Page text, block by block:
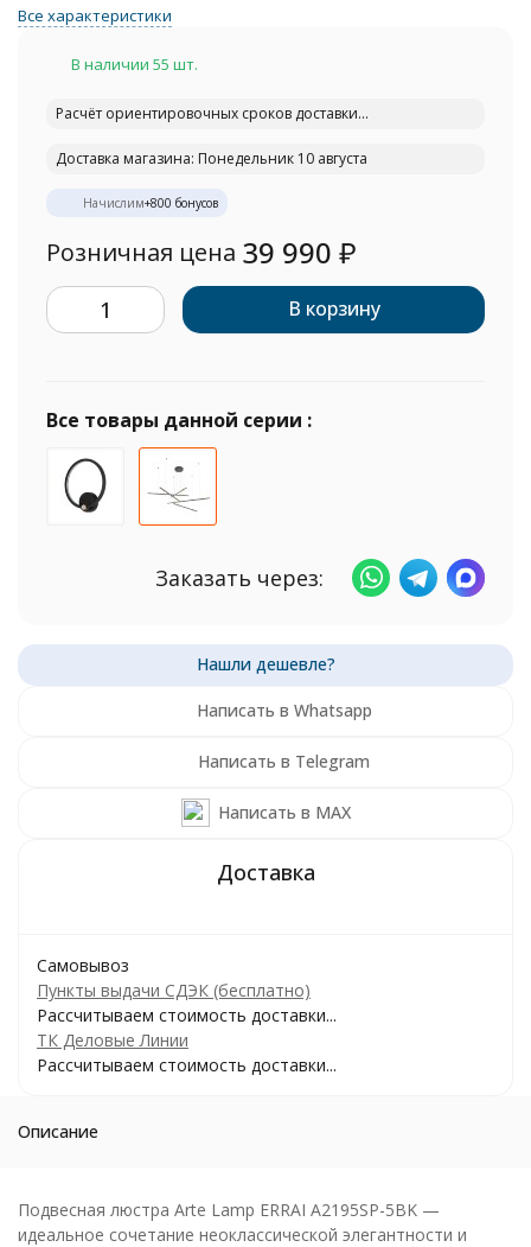
Все характеристики
В наличии 55 шт.
Расчёт ориентировочных сроков доставки...
Доставка магазина: Понедельник 10 августа
Начислим+800 бонусов
Розничная цена 39 990 ₽
В корзину
Все товары данной серии :
Заказать через:
Написать в Whatsapp
Написать в Telegram
Написать в MAX
Самовывоз
Пункты выдачи СДЭК (бесплатно)
Рассчитываем стоимость доставки...
ТК Деловые Линии
Рассчитываем стоимость доставки...
Описание
Подвесная люстра Arte Lamp ERRAI A2195SP-5BK —
идеальное сочетание неоклассической элегантности и